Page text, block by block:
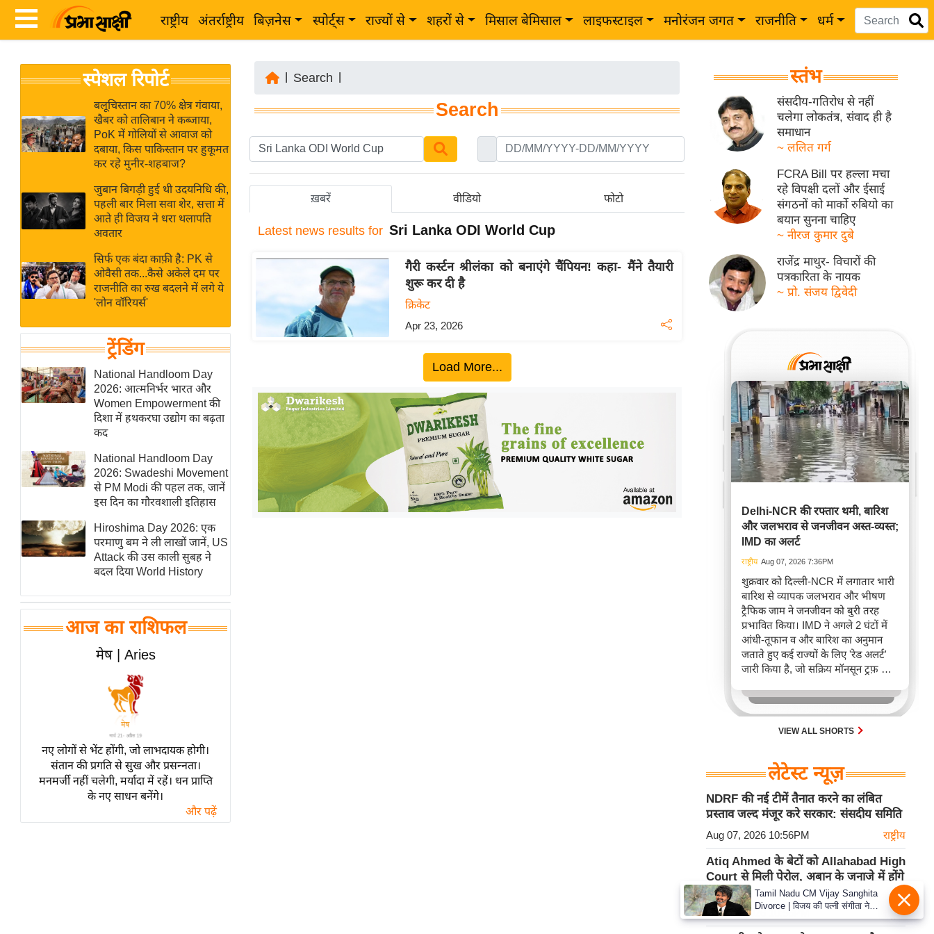
राष्ट्रीय अंतर्राष्ट्रीय बिज़नेस स्पोर्ट्स राज्यों से शहरों से मिसाल बेमिसाल लाइफस्टाइल मनोरंजन जगत राजनीति धर्म
News
Hindi
Hindi
Live
News in
Hindi
News
Hindi
Videos
ब
र
अंतर्राष्ट्रीय
बिज़नेस
उद्योग
विशेषज्ञ
राय
खेल
क्रिकेट
IPL
2026
मिसाल बेमिसाल
शख्सियत
यंग इंडिया
साहित्य जगत
ऑटो वर्ल्ड
न्यूज ब्रीफ
बॉलीवुड
हॉलीवुड
फिल्म समीक्षा
लाइफस्टाइल
टेक्नॉलॉजी
ब्यूटी/फैशन
घरेलू नुस्खे
पर्यटन स्थल
फिटनेस मंत्रा
स्पेशल रिपोर्ट
बलूचिस्तान का 70% क्षेत्र गंवाया,
खैबर को तालिबान ने कब्जाया,
PoK में गोलियों से आवाज को
दबाया, किस पाकिस्तान पर हुकूमत
कर रहे मुनीर-शहबाज?
जुबान बिगड़ी हुई थी उदयनिधि की,
पहली बार मिला सवा शेर, सत्ता में
आते ही विजय ने धरा थलापति
अवतार
सिर्फ एक बंदा काफ़ी है: PK से
ओवैसी तक...कैसे अकेले दम पर
राजनीति का रुख बदलने में लगे ये
'लोन वॉरियर्स'
ट्रेंडिंग
National Handloom Day
2026: आत्मनिर्भर भारत और
Women Empowerment की
दिशा में हथकरघा उद्योग का बढ़ता
कद
National Handloom Day
2026: Swadeshi Movement
से PM Modi की पहल तक, जानें
इस दिन का गौरवशाली इतिहास
Hiroshima Day 2026: एक
परमाणु बम ने ली लाखों जानें, US
Attack की उस काली सुबह ने
बदल दिया World History
आज का राशिफल
मेष | Aries
नए लोगों से भेंट होंगी, जो लाभदायक होगी।
संतान की प्रगति से सुख और प्रसन्नता।
मनमर्जी नहीं चलेगी, मर्यादा में रहें। धन प्राप्ति
के नए साधन बनेंगे।
और पढ़ें
Search
Search
ख़बरें वीडियो फोटो
Latest news results for Sri Lanka ODI World Cup
गैरी कर्स्टन श्रीलंका को बनाएंगे चैंपियन! कहा- मैंने तैयारी
शुरू कर दी है
क्रिकेट
Apr 23, 2026
Load More...
स्तंभ
संसदीय-गतिरोध से नहीं
चलेगा लोकतंत्र, संवाद ही है
समाधान
~ ललित गर्ग
FCRA Bill पर हल्ला मचा
रहे विपक्षी दलों और ईसाई
संगठनों को मार्को रुबियो का
बयान सुनना चाहिए
~ नीरज कुमार दुबे
राजेंद्र माथुर- विचारों की
पत्रकारिता के नायक
~ प्रो. संजय द्विवेदी
Delhi-NCR की रफ्तार थमी, बारिश
और जलभराव से जनजीवन अस्त-व्यस्त;
IMD का अलर्ट
राष्ट्रीय Aug 07, 2026 7:36PM
शुक्रवार को दिल्ली-NCR में लगातार भारी
बारिश से व्यापक जलभराव और भीषण
ट्रैफिक जाम ने जनजीवन को बुरी तरह
प्रभावित किया। IMD ने अगले 2 घंटों में
आंधी-तूफान व और बारिश का अनुमान
जताते हुए कई राज्यों के लिए 'रेड अलर्ट'
जारी किया है, जो सक्रिय मॉनसून ट्रफ़ और
जिससे यातायात बाधित होने के साथ-साथ
सफदरजंग अस्पताल में भी जलभराव की
स्थिति बनी।VIEW ALL SHORTS
लेटेस्ट न्यूज़
NDRF की नई टीमें तैनात करने का लंबित
प्रस्ताव जल्द मंजूर करे सरकार: संसदीय समिति
Aug 07, 2026 10:56PM राष्ट्रीय
Atiq Ahmed के बेटों को Allahabad High
Court से मिली पेरोल, अबान के जनाजे में होंगे
शामिल
Aug 07, 2026 10:56PM राष्ट्रीय
Tamil Nadu CM Vijay Sanghita
Divorce | विजय की पत्नी संगीता ने
वापस ली तलाक की अर्जी, कोर्ट ने मामले
को किया निपटाया